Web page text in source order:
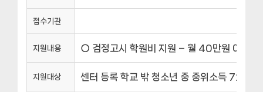
접수기관
지원내용 ○ 검정고시 학원비 지원 – 월 40만원 이내,
지원대상 센터 등록 학교 밖 청소년 중 중위소득 72%